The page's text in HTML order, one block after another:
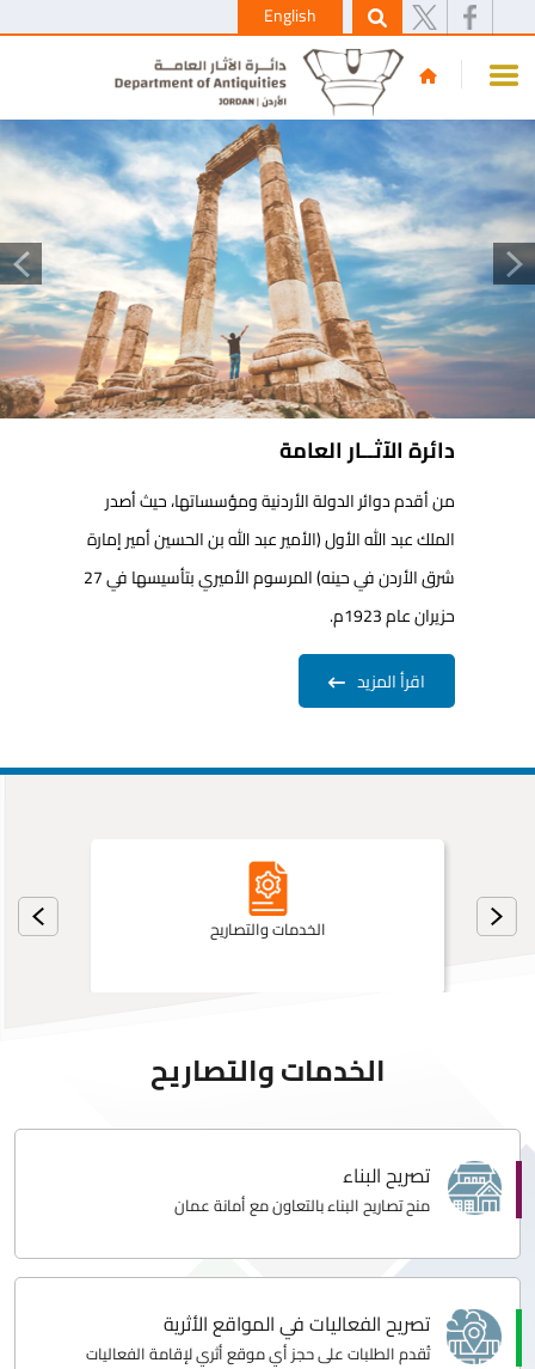
English
من أقدم دوائر الدولة الأردنية
الملك عبد الله الأول (الأمير عبد
الخدمات والتصاريح
الخدمات والتصاريح
تصريح البناء
منح تصاريح البناء بالتعاون مع أمانة عمان
تصريح الفعاليات في المواقع الأثرية
تُقدم الطلبات على حجز أي موقع أثري لإقامة الفعاليات